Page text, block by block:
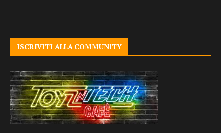
ISCRIVITI ALLA COMMUNITY